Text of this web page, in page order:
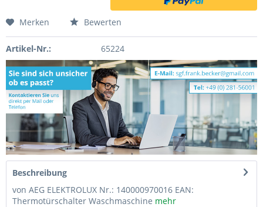
Merken Bewerten
Artikel-Nr.: 65224
Beschreibung
von AEG ELEKTROLUX Nr.: 140000970016 EAN:
Thermotürschalter Waschmaschine mehr